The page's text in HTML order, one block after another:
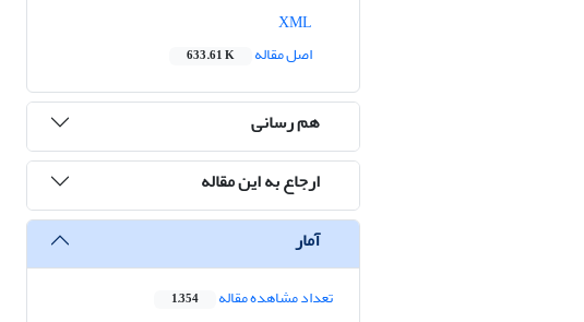
اصل مقاله
633.61 K
هم رسانی
ارجاع به این مقاله
آمار
تعداد مشاهده مقاله 1,354